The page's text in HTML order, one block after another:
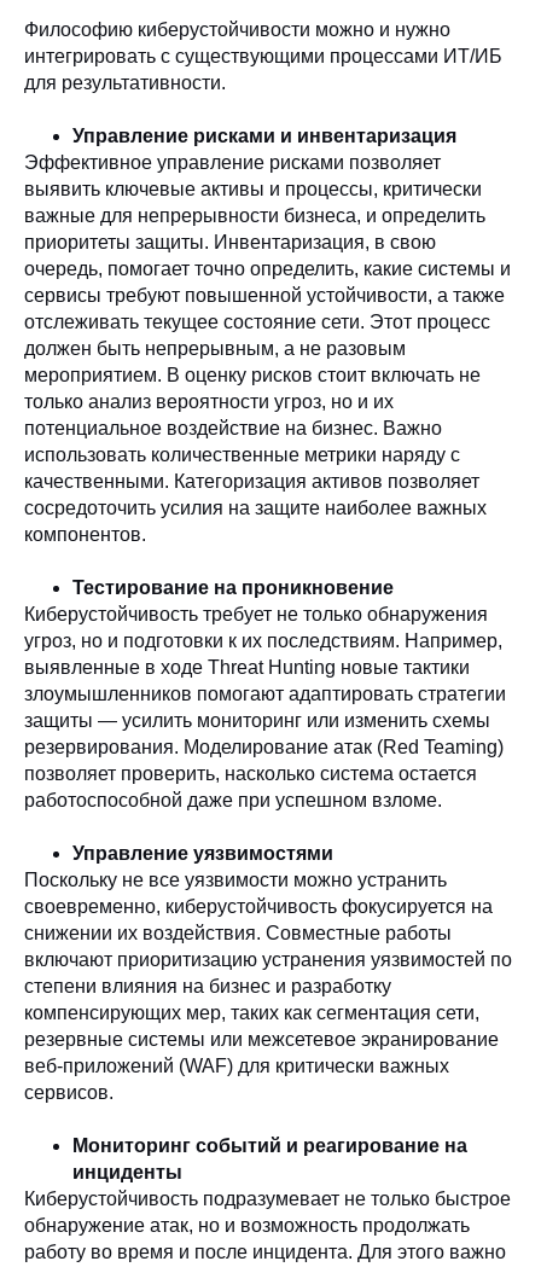
Философию киберустойчивости можно и нужно
интегрировать с существующими процессами ИТ/ИБ
для результативности.
Управление рисками и инвентаризация
Эффективное управление рисками позволяет
выявить ключевые активы и процессы, критически
важные для непрерывности бизнеса, и определить
приоритеты защиты. Инвентаризация, в свою
очередь, помогает точно определить, какие системы и
сервисы требуют повышенной устойчивости, а также
отслеживать текущее состояние сети. Этот процесс
должен быть непрерывным, а не разовым
мероприятием. В оценку рисков стоит включать не
только анализ вероятности угроз, но и их
потенциальное воздействие на бизнес. Важно
использовать количественные метрики наряду с
качественными. Категоризация активов позволяет
сосредоточить усилия на защите наиболее важных
компонентов.
Тестирование на проникновение
Киберустойчивость требует не только обнаружения
угроз, но и подготовки к их последствиям. Например,
выявленные в ходе Threat Hunting новые тактики
злоумышленников помогают адаптировать стратегии
защиты — усилить мониторинг или изменить схемы
резервирования. Моделирование атак (Red Teaming)
позволяет проверить, насколько система остается
работоспособной даже при успешном взломе.
Управление уязвимостями
Поскольку не все уязвимости можно устранить
своевременно, киберустойчивость фокусируется на
снижении их воздействия. Совместные работы
включают приоритизацию устранения уязвимостей по
степени влияния на бизнес и разработку
компенсирующих мер, таких как сегментация сети,
резервные системы или межсетевое экранирование
веб-приложений (WAF) для критически важных
сервисов.
Мониторинг событий и реагирование на
инциденты
Киберустойчивость подразумевает не только быстрое
обнаружение атак, но и возможность продолжать
работу во время и после инцидента. Для этого важно